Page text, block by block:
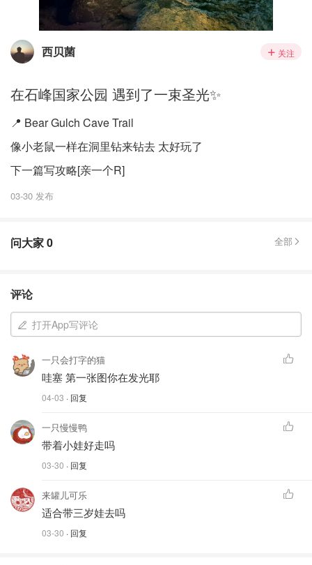
西贝菌 关注
在石峰国家公园 遇到了一束圣光✨
📍 Bear Gulch Cave Trail
像小老鼠一样在洞里钻来钻去 太好玩了
下一篇写攻略[亲一个R]
03-30 发布
问大家0 全部
评论
打开App写评论
一只会打字的猫
哇塞 第一张图你在发光耶
04-03 · 回复
一只慢慢鸭
带着小娃好走吗
03-30 · 回复
来罐儿可乐
适合带三岁娃去吗
03-30 · 回复